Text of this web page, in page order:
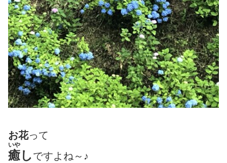
お花って
癒
いや
しですよね～♪